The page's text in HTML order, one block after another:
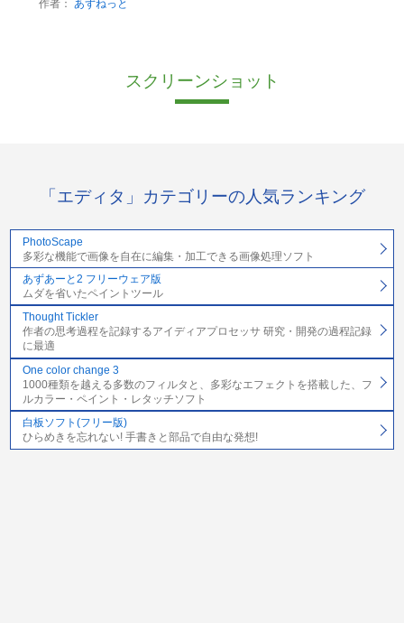
作者： あずねっと
スクリーンショット
「エディタ」カテゴリーの人気ランキング
PhotoScape
多彩な機能で画像を自在に編集・加工できる画像処理ソフト
あずあーと2 フリーウェア版
ムダを省いたペイントツール
Thought Tickler
作者の思考過程を記録するアイディアプロセッサ 研究・開発の過程記録
に最適
One color change 3
1000種類を越える多数のフィルタと、多彩なエフェクトを搭載した、フ
ルカラー・ペイント・レタッチソフト
白板ソフト(フリー版)
ひらめきを忘れない! 手書きと部品で自由な発想!